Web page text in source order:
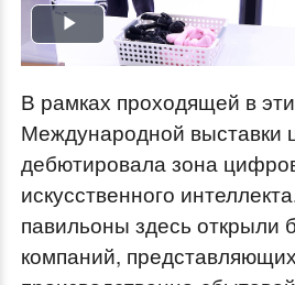
Play
В рамках проходящей в
Международной выставки
дебютировала зона
искусственного
павильоны здесь открыли
компаний,